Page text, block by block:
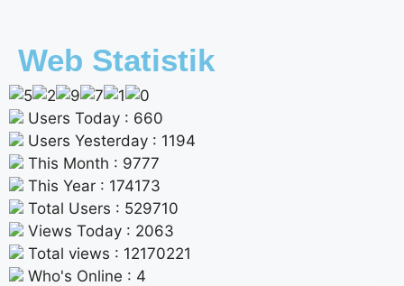
Web Statistik
Users Today : 660
Users Yesterday : 1194
This Month : 9777
This Year : 174173
Total Users : 529710
Views Today : 2063
Total views : 12170221
Who's Online : 4